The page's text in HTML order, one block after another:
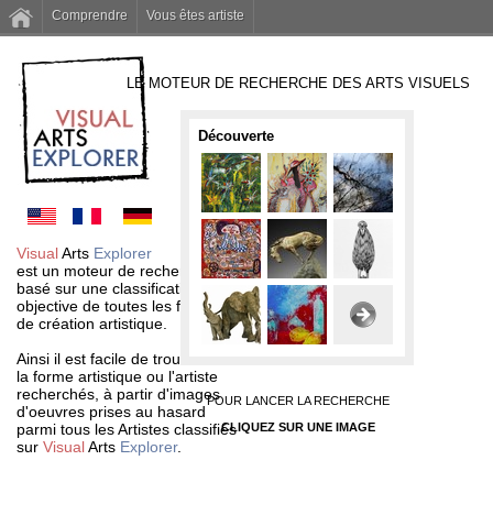
Comprendre Vous êtes artiste
VisualArts Explorer
est un moteur de recherche
basé sur une classification
objective de toutes les formes
de création artistique.
Ainsi il est facile de trouver
la forme artistique ou l'artiste
recherchés, à partir d'images
d'oeuvres prises au hasard
parmi tous les Artistes classifiés
sur VisualArts Explorer.
LE MOTEUR DE RECHERCHE DES ARTS VISUELS
POUR LANCER LA RECHERCHE
CLIQUEZ SUR UNE IMAGE
Découverte